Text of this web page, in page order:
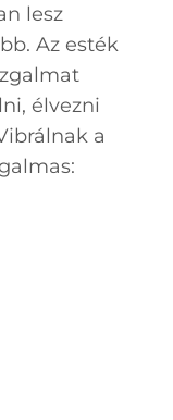
lesz
Az esték
élvezni
a